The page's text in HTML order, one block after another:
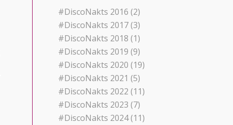
#DiscoNakts 2016 (2)
#DiscoNakts 2017(3)
#DiscoNakts 2018 (1)
#DiscoNakts 2019 (9)
#DiscoNakts 2020 (19)
#DiscoNakts 2021 (5)
#DiscoNakts 2022 (11)
#DiscoNakts 2023 (7)
#DiscoNakts 2024(11)